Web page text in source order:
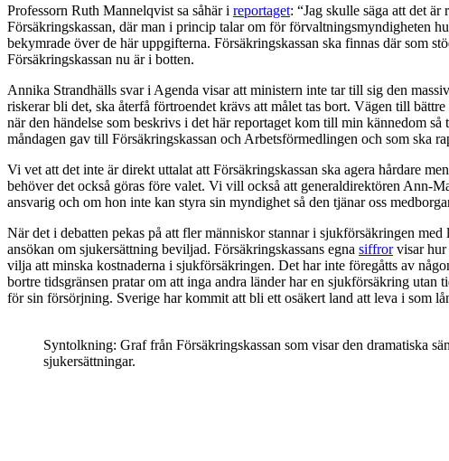
Professorn Ruth Mannelqvist sa såhär i reportaget: “Jag skulle säga att det
Försäkringskassan, där man i princip talar om för förvaltningsmyndigheten
bekymrade över de här uppgifterna. Försäkringskassan ska finnas där som
Försäkringskassan nu är i botten.
Annika Strandhälls svar i Agenda visar att ministern inte tar till sig den
riskerar bli det, ska återfå förtroendet krävs att målet tas bort. Vägen till
när den händelse som beskrivs i det här reportaget kom till min kännedom
måndagen gav till Försäkringskassan och Arbetsförmedlingen och som ska
Vi vet att det inte är direkt uttalat att Försäkringskassan ska agera hårdare
behöver det också göras före valet. Vi vill också att generaldirektören Ann-
ansvarig och om hon inte kan styra sin myndighet så den tjänar oss
När det i debatten pekas på att fler människor stannar i sjukförsäkringen
ansökan om sjukersättning beviljad. Försäkringskassans egna siffrorvisar hur
vilja att minska kostnaderna i sjukförsäkringen. Det har inte föregåtts av
bortre tidsgränsen pratar om att inga andra länder har en sjukförsäkring
för sin försörjning. Sverige har kommit att bli ett osäkert land att leva i som
Syntolkning: Graf från Försäkringskassan som visar den dramatiska
sjukersättningar.